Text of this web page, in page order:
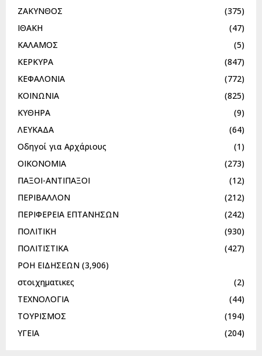
ΖΑΚΥΝΘΟΣ
(375)
ΙΘΑΚΗ
(47)
ΚΑΛΑΜΟΣ
(5)
ΚΕΡΚΥΡΑ
(847)
ΚΕΦΑΛΟΝΙΑ
(772)
ΚΟΙΝΩΝΙΑ
(825)
ΚΥΘΗΡΑ
(9)
ΛΕΥΚΑΔΑ
(64)
Οδηγοί για Αρχάριους
(1)
ΟΙΚΟΝΟΜΙΑ
(273)
ΠΑΞΟΙ-ΑΝΤΙΠΑΞΟΙ
(12)
ΠΕΡΙΒΑΛΛΟΝ
(212)
ΠΕΡΙΦΕΡΕΙΑ ΕΠΤΑΝΗΣΩΝ
(242)
ΠΟΛΙΤΙΚΗ
(930)
ΠΟΛΙΤΙΣΤΙΚΑ
(427)
ΡΟΗ ΕΙΔΗΣΕΩΝ (3,906)
στοιχηματικες
(2)
ΤΕΧΝΟΛΟΓΙΑ
(44)
ΤΟΥΡΙΣΜΟΣ
(194)
ΥΓΕΙΑ
(204)